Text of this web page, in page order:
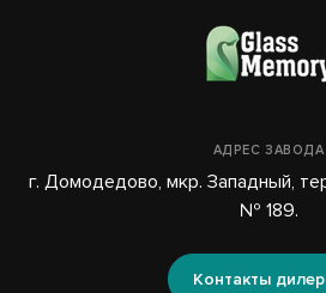
АДРЕС ЗАВОДА
г. Домодедово, мкр. Западный,
№ 189.
Контакты